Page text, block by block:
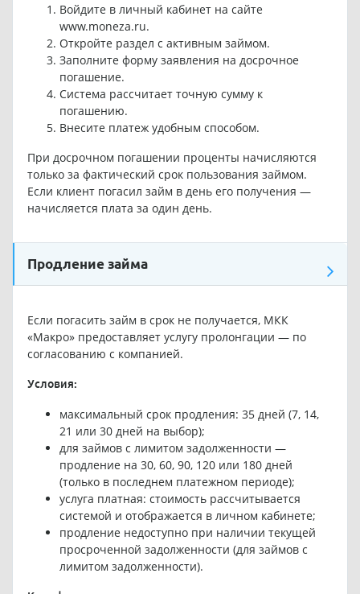
Войдите в личный кабинет на сайте
www.moneza.ru.
Откройте раздел с активным займом.
Заполните форму заявления на досрочное
погашение.
Система рассчитает точную сумму к
погашению.
Внесите платеж удобным способом.
При досрочном погашении проценты начисляются
только за фактический срок пользования займом.
Если клиент погасил займ в день его получения —
начисляется плата за один день.
Продление займа
Если погасить займ в срок не получается, МКК
«Макро» предоставляет услугу пролонгации — по
согласованию с компанией.
Условия:
максимальный срок продления: 35 дней (7, 14,
21 или 30 дней на выбор);
для займов с лимитом задолженности —
продление на 30, 60, 90, 120 или 180 дней
(только в последнем платежном периоде);
услуга платная: стоимость рассчитывается
системой и отображается в личном кабинете;
продление недоступно при наличии текущей
просроченной задолженности (для займов с
лимитом задолженности).